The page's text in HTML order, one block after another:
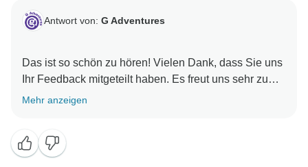
Antwort von: G Adventures
Das ist so schön zu hören! Vielen Dank, dass Sie uns
Ihr Feedback mitgeteilt haben. Es freut uns sehr zu
Mehr anzeigen